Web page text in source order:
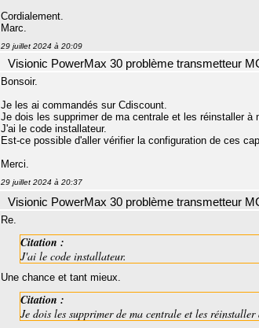
Cordialement.
Marc.
29 juillet 2024 à 20:09
Visionic PowerMax 30 problème transmetteur
Bonsoir.
Je les ai commandés sur Cdiscount.
Je dois les supprimer de ma centrale et les réinstaller à
J'ai le code installateur.
Est-ce possible d'aller vérifier la configuration de ces
Merci.
29 juillet 2024 à 20:37
Visionic PowerMax 30 problème transmetteur
Re.
Citation :
J'ai le code installateur.
Une chance et tant mieux.
Citation :
Je dois les supprimer de ma centrale et les réinstaller